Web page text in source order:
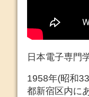
日本電子専門
1958年(昭和
都新宿区内に